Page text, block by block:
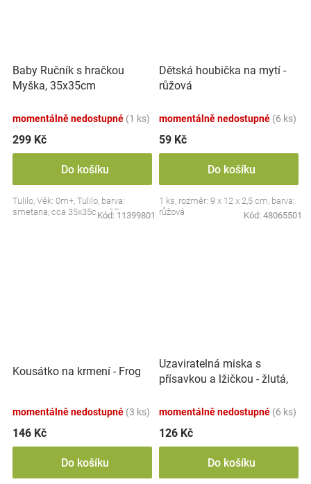
Baby Ručník s hračkou
Myška, 35x35cm
momentálně nedostupné (1 ks)
299 Kč
Do košíku
Tulilo, Věk: 0m+, Tulilo, barva:
smetana, cca 35x35cm, CE
Kód: 11399801
Dětská houbička na mytí -
růžová
momentálně nedostupné (6 ks)
59 Kč
Do košíku
1 ks, rozměr: 9 x 12 x 2,5 cm, barva:
růžová
Kód: 48065501
Kousátko na krmení - Frog
momentálně nedostupné (3 ks)
146 Kč
Do košíku
Uzaviratelná miska s
přísavkou a lžičkou - žlutá,
momentálně nedostupné (6 ks)
126 Kč
Do košíku